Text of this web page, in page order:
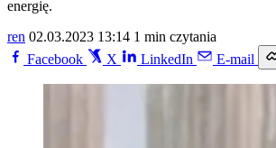
energię.
ren 02.03.2023 13:14 1 min czytania
Facebook
X LinkedIn E-mail